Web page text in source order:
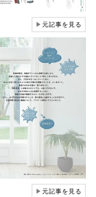
▶元記事を見る
▶元記事を見る